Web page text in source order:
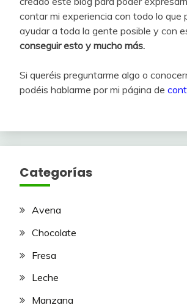
contar mi experiencia con todo lo que
ayudar a toda la gente posible y con
conseguir esto y mucho más.
Si queréis preguntarme algo o
podéis hablarme por mi página de
Categorías
Avena
Chocolate
Fresa
Leche
Manzana